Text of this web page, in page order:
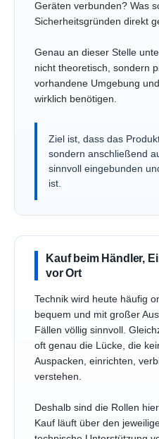
Geräten verbunden? Was
Sicherheitsgründen direkt
Genau an dieser Stelle
nicht theoretisch, sondern
vorhandene Umgebung
wirklich benötigen.
Ziel ist, dass das
sondern anschließend
sinnvoll eingebunden
ist.
Kauf beim Händler,
vor Ort
Technik wird heute häufig
bequem und mit großer
Fällen völlig sinnvoll.
oft genau die Lücke, die
Auspacken, einrichten,
verstehen.
Deshalb sind die Rollen
Kauf läuft über den